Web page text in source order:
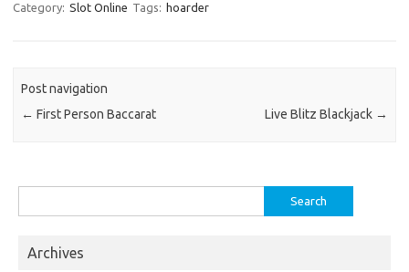
Category: Slot Online Tags: hoarder
Post navigation
← First Person Baccarat Live Blitz Blackjack →
for:
Archives